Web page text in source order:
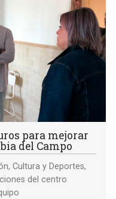
para mejorar
del Campo
Cultura y Deportes,
del centro